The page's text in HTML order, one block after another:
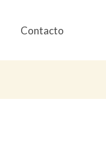
Contacto